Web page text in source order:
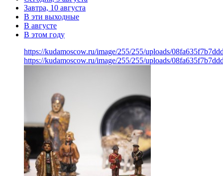
Завтра, 10 августа
В эти выходные
В августе
В этом году
https://kudamoscow.ru/image/255/255/uploads/
https://kudamoscow.ru/image/255/255/uploads/